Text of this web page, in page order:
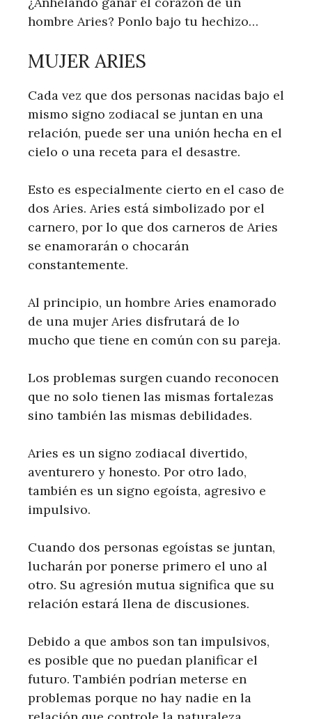
hombre Aries? Ponlo bajo tu hechizo…
MUJER ARIES
Cada vez que dos personas nacidas bajo el
mismo signo zodiacal se juntan en una
relación, puede ser una unión hecha en el
cielo o una receta para el desastre.
Esto es especialmente cierto en el caso de
dos Aries. Aries está simbolizado por el
carnero, por lo que dos carneros de Aries
se enamorarán o chocarán
constantemente.
Al principio, un hombre Aries enamorado
de una mujer Aries disfrutará de lo
mucho que tiene en común con su pareja.
Los problemas surgen cuando reconocen
que no solo tienen las mismas fortalezas
sino también las mismas debilidades.
Aries es un signo zodiacal divertido,
aventurero y honesto. Por otro lado,
también es un signo egoísta, agresivo e
impulsivo.
Cuando dos personas egoístas se juntan,
lucharán por ponerse primero el uno al
otro. Su agresión mutua significa que su
relación estará llena de discusiones.
Debido a que ambos son tan impulsivos,
es posible que no puedan planificar el
futuro. También podrían meterse en
problemas porque no hay nadie en la